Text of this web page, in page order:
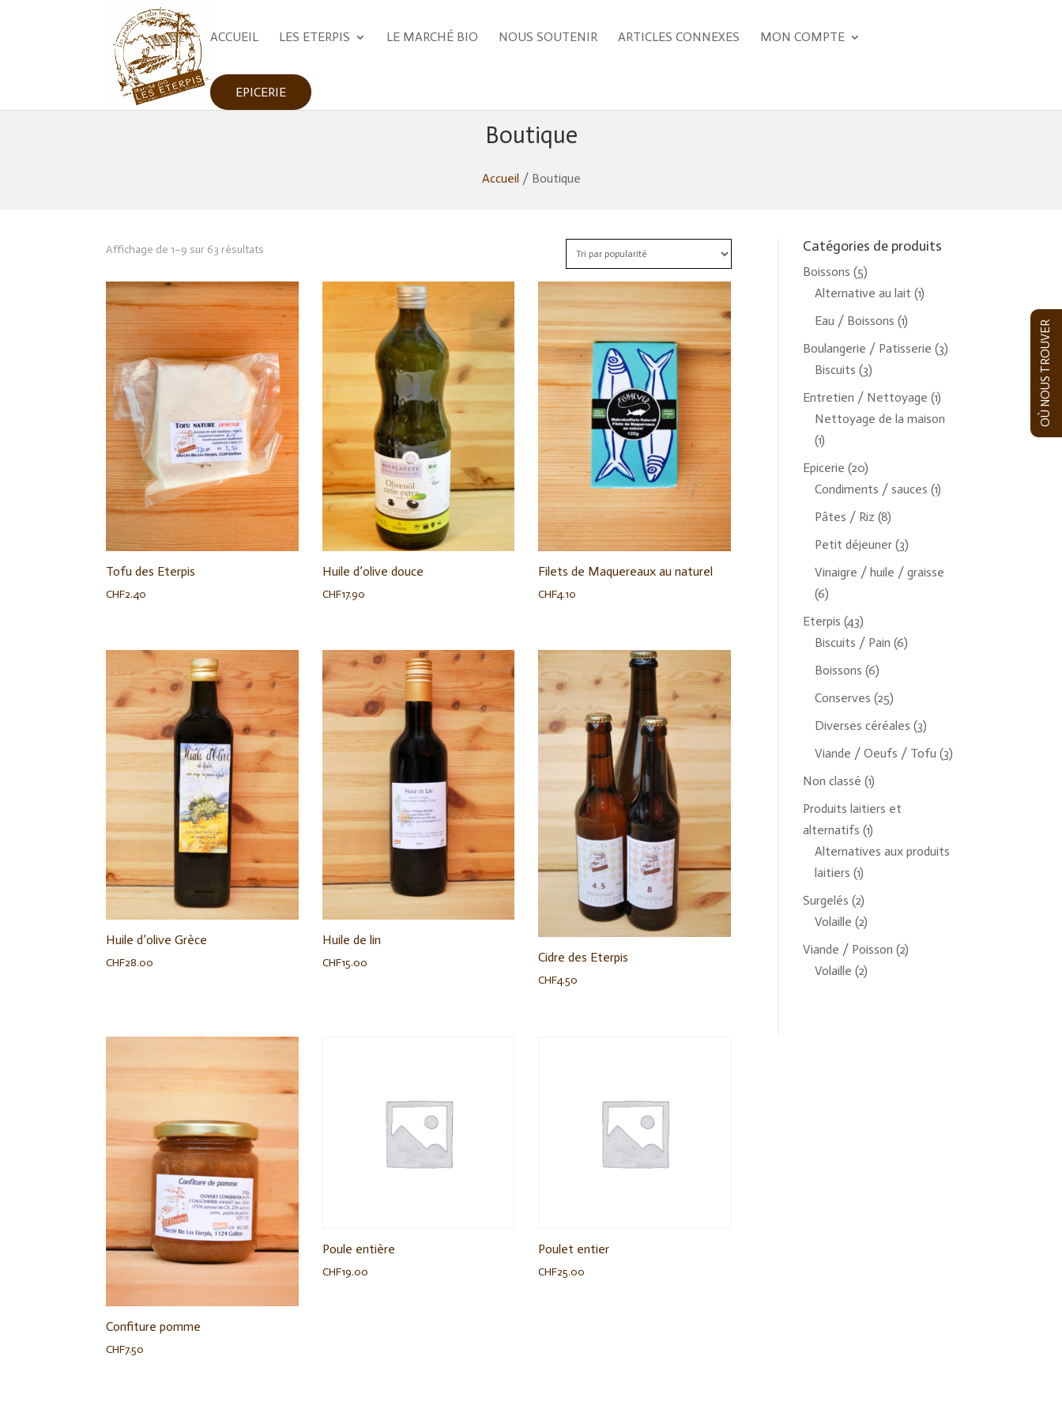
ACCUEIL LES ETERPIS LE MARCHÉ BIO NOUS SOUTENIR ARTICLES CONNEXES MON COMPTE
EPICERIE
Boutique
Accueil / Boutique
Affichage de 1–9 sur 63 résultats
popularité
Tofu des Eterpis
CHF2.40
Huile d’olive douce
CHF17.90
Filets de Maquereaux au naturel
CHF4.10
Huile d’olive Grèce
CHF28.00
Huile de lin
CHF15.00 Cidre des Eterpis
CHF4.50
Confiture pomme
CHF7.50
Poule entière
CHF19.00
Poulet entier
CHF25.00
Catégories de produits
Boissons (5)
Alternative au lait (1)
Eau / Boissons (1)
Boulangerie / Patisserie (3)
Biscuits (3)
Entretien / Nettoyage (1)
Nettoyage de la maison
(1)
Epicerie (20)
Condiments / sauces (1)
Pâtes / Riz (8)
Petit déjeuner (3)
Vinaigre / huile / graisse
(6)
Eterpis (43)
Biscuits / Pain (6)
Boissons (6)
Conserves (25)
Diverses céréales (3)
Viande / Oeufs / Tofu (3)
Non classé (1)
Produits laitiers et
alternatifs (1)
Alternatives aux produits
laitiers (1)
Surgelés (2)
Volaille (2)
Viande / Poisson (2)
Volaille (2)
OÙ NOUS TROUVER